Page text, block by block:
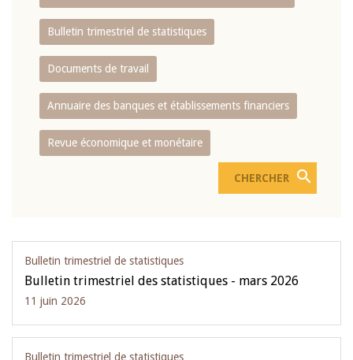
Bulletin trimestriel de statistiques
Documents de travail
Annuaire des banques et établissements financiers
Revue économique et monétaire
Bulletin trimestriel de statistiques
Bulletin trimestriel des statistiques - mars 2026
11 juin 2026
Bulletin trimestriel de statistiques